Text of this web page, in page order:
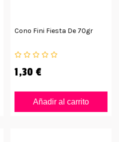
Cono Fini Fiesta De 70gr
1,30 €
Añadir al carrito